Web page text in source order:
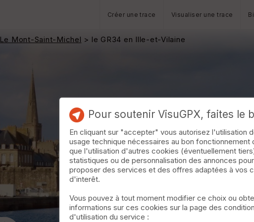
Créer une trace Visualiser une trace
Le Mont-Saint-Michel > le GR34 en Ille-et-Vilaine
Pour soutenir VisuGPX, faites le
En cliquant sur "accepter" vous autorisez l'utilisation
usage technique nécessaires au bon fonctionnement
que l'utilisation d'autres cookies (éventuellement
statistiques ou de personnalisation des annonces
proposer des services et des offres adaptées à vos
d'interêt.
Vous pouvez à tout moment modifier ce choix ou
informations sur ces cookies sur la page des
d'utilisation du service :